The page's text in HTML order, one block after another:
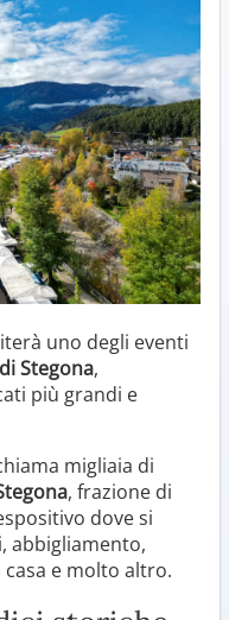
uno degli eventi
Stegona,
più grandi e
migliaia di
, frazione di
dove si
abbigliamento,
e molto altro.